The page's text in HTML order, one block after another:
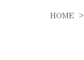
HOME